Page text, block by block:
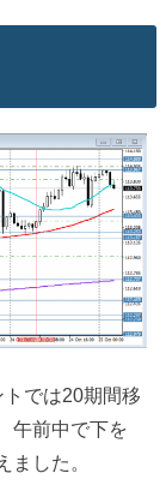
では20期間移
午前中で下を
した。